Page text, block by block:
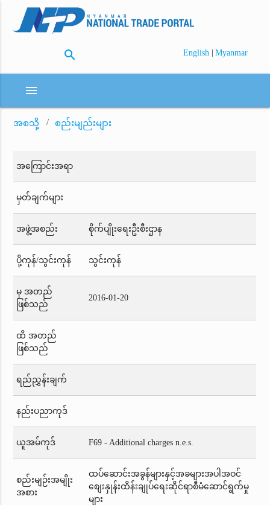
search English | Myanmar
menu
အစသို့ စည်းမျည်းများ
အကြောင်းအရာ
မှတ်ချက်များ
အဖွဲ့အစည်း စိုက်ပျိုးရေးဦးစီးဌာန
ပို့ကုန်/သွင်းကုန် သွင်းကုန်
မှ အတည်
ဖြစ်သည်
2016-01-20
ထိ အတည်
ဖြစ်သည်
ရည်ညွှန်းချက်
နည်းပညာကုဒ်
ယူအမ်ကုဒ် F69 - Additional charges n.e.s.
စည်းမျဉ်းအမျိုး
အစား
ထပ်ဆောင်းအခွန်များနှင့်အခများအပါအဝင်
စျေးနှုန်းထိန်းချုပ်ရေးဆိုင်ရာစီမံဆောင်ရွက်မှု
များ